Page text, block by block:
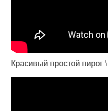
Красивый простой пирог \